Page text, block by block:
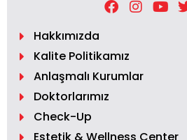
Hakkımızda
Kalite Politikamız
Anlaşmalı Kurumlar
Doktorlarımız
Check-Up
Estetik & Wellness Center